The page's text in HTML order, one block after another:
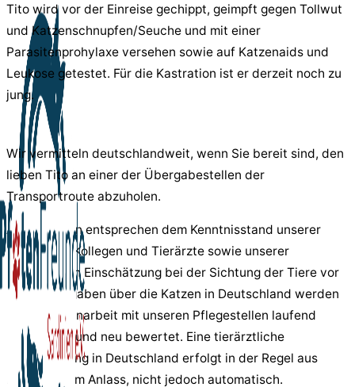
Tito wird vor der Einreise gechippt, geimpft gegen Tollwut
und Katzenschnupfen/Seuche und mit einer
Parasitenprohylaxe versehen sowie auf Katzenaids und
Leukose getestet. Für die Kastration ist er derzeit noch zu
jung.
Wir vermitteln deutschlandweit, wenn Sie bereit sind, den
lieben Tito an einer der Übergabestellen der
Transportroute abzuholen.
Alle Angaben entsprechen dem Kenntnisstand unserer
sardischen Kollegen und Tierärzte sowie unserer
persönlichen Einschätzung bei der Sichtung der Tiere vor
Ort. Die Angaben über die Katzen in Deutschland werden
in Zusammenarbeit mit unseren Pflegestellen laufend
aktualisiert und neu bewertet. Eine tierärztliche
Untersuchung in Deutschland erfolgt in der Regel aus
begründetem Anlass, nicht jedoch automatisch.